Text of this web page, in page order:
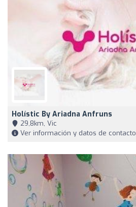
Holístic By Ariadna Anfruns
29,8km, Vic
Ver información y datos de contacto